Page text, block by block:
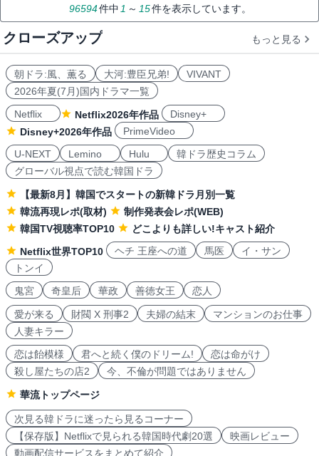
96594件中 1 ～ 15件を表示しています。
クローズアップ もっと見る
朝ドラ:風、薫る 大河:豊臣兄弟!
VIVANT
2026年夏(7月)国内ドラマ一覧
Netflix
Netflix2026年作品
Disney+
Disney+2026年作品
PrimeVideo
U-NEXT
Lemino Hulu
韓ドラ歴史コラム
グローバル視点で読む韓国ドラ
【最新8月】韓国でスタートの新韓ドラ月別一覧
韓流再現レポ(取材)
制作発表会レポ(WEB)
韓国TV視聴率TOP10
どこよりも詳しい!キャスト紹介
Netflix世界TOP10
ヘチ 王座への道 馬医
イ・サン
トンイ
鬼宮
奇皇后 華政 善徳女王 恋人
愛が来る 財閥 X 刑事2 夫婦の結末
マンションのお仕事
人妻キラー
恋は飴模様
君へと続く僕のドリーム!
恋は命がけ
殺し屋たちの店2
今、不倫が問題ではありません
華流トップページ
次見る韓ドラに迷ったら見るコーナー
【保存版】Netflixで見られる韓国時代劇20選
映画レビュー
動画配信サービスをまとめて紹介